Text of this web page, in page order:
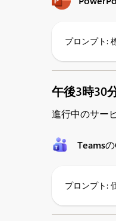
プロンプト:
午後3時30
進行中のサー
Teams
プロンプト: